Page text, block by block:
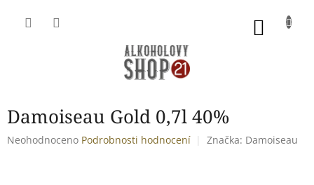
Damoiseau Gold 0,7l 40%
Průměrné
Neohodnoceno Podrobnosti hodnocení Značka: Damoiseau